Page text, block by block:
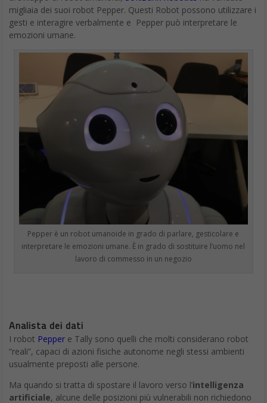
PricewaterhouseCooper, ad esempio, possono elaborare tutti i
dati di un’azienda per cercare anomalie, piuttosto che basarsi su
un audit.
Gli esseri umani saranno ancora coinvolti nell’addestramento dei
robot e nei più alti livelli di analisi, ma il lavoro meccanico –
copia e incolla, smistamento e riordino – sarà eliminato.
personale: questo è già molto diffuso in McDonald’s, ad
esempio. Con l’accesso aibig datasul comportamento dei
consumatori, così come le condizioni locali (il clima è caldo?
Spingi la vendita di bevande ghiacciate), possono aumentare le
borbotta “Vuoi anche le patatine con il menu?”